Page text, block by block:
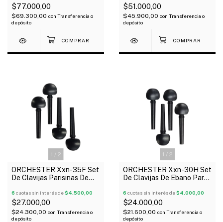
$77.000,00
$69.300,00 con Transferencia o
depósito
$51.000,00
$45.900,00 con Transferencia o
depósito
1 / 2
ORCHESTER Xxn-35F Set
De Clavijas Parisinas De
6 cuotas sin interés de$4.500,00
$27.000,00
$24.300,00 con Transferencia o
depósito
1 / 2
ORCHESTER Xxn-30H Set
De Clavijas De Ebano Para
6 cuotas sin interés de$4.000,00
$24.000,00
$21.600,00 con Transferencia o
depósito